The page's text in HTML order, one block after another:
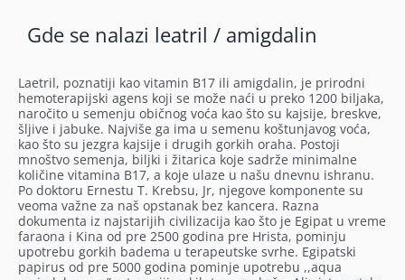
Gde se nalazi leatril / amigdalin
Laetril, poznatiji kao vitamin B17 ili amigdalin, je prirodni
hemoterapijski agens koji se može naći u preko 1200 biljaka,
naročito u semenju običnog voća kao što su kajsije, breskve,
šljive i jabuke. Najviše ga ima u semenu koštunjavog voća,
kao što su jezgra kajsije i drugih gorkih oraha. Postoji
mnoštvo semenja, biljki i žitarica koje sadrže minimalne
količine vitamina B17, a koje ulaze u našu dnevnu ishranu.
Po doktoru Ernestu T. Krebsu, Jr, njegove komponente su
veoma važne za naš opstanak bez kancera. Razna
dokumenta iz najstarijih civilizacija kao što je Egipat u vreme
faraona i Kina od pre 2500 godina pre Hrista, pominju
upotrebu gorkih badema u terapeutske svrhe. Egipatski
papirus od pre 5000 godina pominje upotrebu ,,aqua